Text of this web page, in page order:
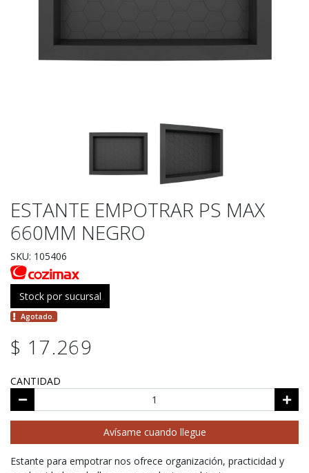
ESTANTE EMPOTRAR PS MAX
660MM NEGRO
SKU: 105406
Stock por sucursal
Agotado.
$ 17.269
CANTIDAD
Avísame cuando llegue
Estante para empotrar nos ofrece organización, practicidad y